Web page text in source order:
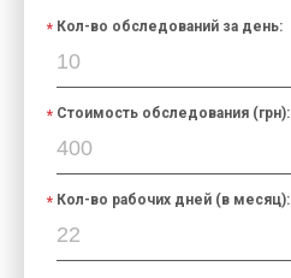
Кол-во обследований за день:
Стоимость обследования (грн):
Кол-во рабочих дней (в месяц):